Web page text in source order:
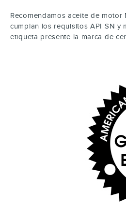
Recomendamos aceite de
cumplan los requisitos API SN y
etiqueta presente la marca de